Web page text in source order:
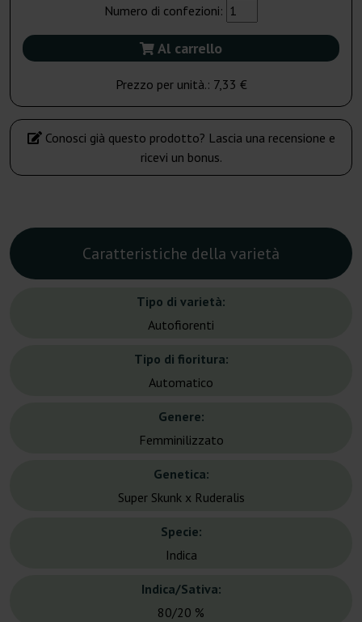
Numero di confezioni:
Al carrello
Prezzo per unità.: 7,33 €
Conosci già questo prodotto? Lascia una recensione e
ricevi un bonus.
Caratteristiche della varietà
Tipo di varietà:
Autofiorenti
Tipo di fioritura:
Automatico
Genere:
Femminilizzato
Genetica:
Super Skunk x Ruderalis
Specie:
Indica
Indica/Sativa:
80/20 %